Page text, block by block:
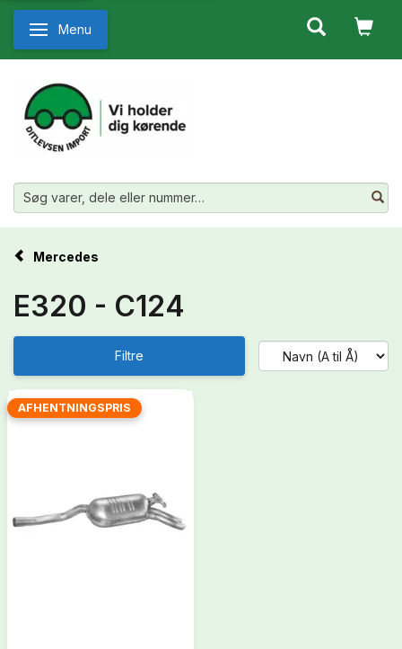
Skifte navigation
Menu
Mercedes
E320 - C124
Filtre
AFHENTNINGSPRIS